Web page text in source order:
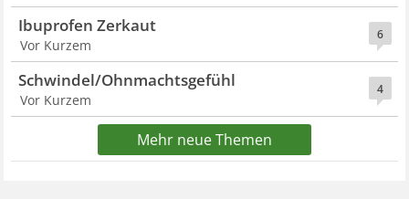
6
Ibuprofen Zerkaut
Vor Kurzem
4
Schwindel/Ohnmachtsgefühl
Vor Kurzem
Mehr neue Themen